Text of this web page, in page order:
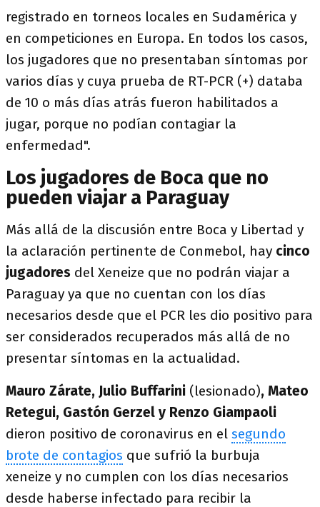
registrado en torneos locales en Sudamérica y
en competiciones en Europa. En todos los casos,
los jugadores que no presentaban síntomas por
varios días y cuya prueba de RT-PCR (+) databa
de 10 o más días atrás fueron habilitados a
jugar, porque no podían contagiar la
enfermedad".
Los jugadores de Boca que no
pueden viajar a Paraguay
Más allá de la discusión entre Boca y Libertad y
la aclaración pertinente de Conmebol, hay cinco
jugadores del Xeneize que no podrán viajar a
Paraguay ya que no cuentan con los días
necesarios desde que el PCR les dio positivo para
ser considerados recuperados más allá de no
presentar síntomas en la actualidad.
Mauro Zárate, Julio Buffarini (lesionado), Mateo
Retegui, Gastón Gerzel y Renzo Giampaoli
dieron positivo de coronavirus en el segundo
brote de contagios que sufrió la burbuja
xeneize y no cumplen con los días necesarios
desde haberse infectado para recibir la